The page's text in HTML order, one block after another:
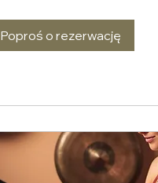
Poproś o rezerwację